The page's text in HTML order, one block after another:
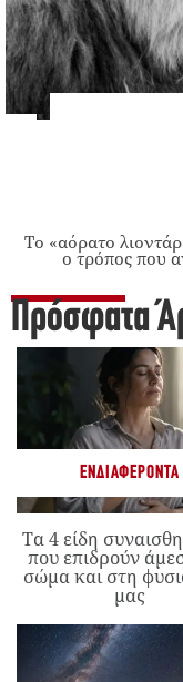
Το «αόρατο
ο τρόπος που
Πρόσφατα
ΕΝΔΙΑΦΈΡΟΝΤΑ
Τα 4 είδη
που επιδρούν
σώμα και στη
μας